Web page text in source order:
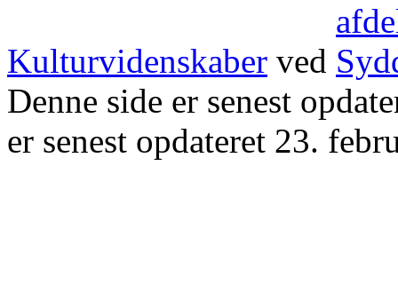
Kulturvidenskaber ved
Denne side er senest
er senest opdateret 23.